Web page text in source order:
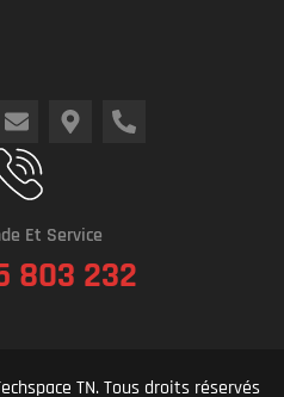
Et Service
803 232
TN. Tous droits réservés